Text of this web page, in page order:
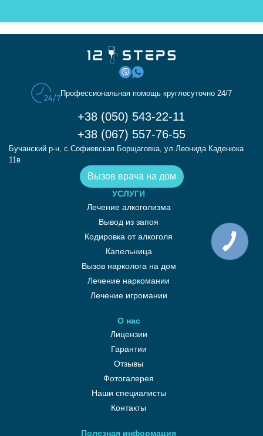
Профессиональная помощь круглосуточно 24/7
+38 (050) 543-22-11
+38 (067) 557-76-55
Бучанский р-н, с.Софиевская Борщаговка, ул.Леонида Каденюка
11в
Вызов врача на дом
УСЛУГИ
Лечение алкоголизма
Вывод из запоя
Кодировка от алкоголя
Капельница
Вызов нарколога на дом
Лечение наркомании
Лечение игромании
О нас
Лицензии
Гарантии
Отзывы
Фотогалерея
Наши специалисты
Контакты
Полезная информация